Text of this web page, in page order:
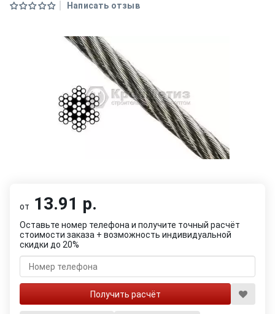
Написать отзыв
от 13.91 р.
Оставьте номер телефона и получите точный расчёт
стоимости заказа + возможность индивидуальной
скидки до 20%